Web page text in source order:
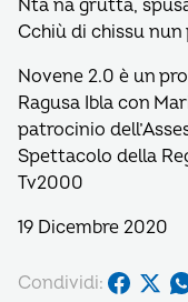
Nta na grutta,
Cchiù di chissu nun
Novene 2.0 è un
Ragusa Ibla con
patrocinio
Spettacolo della
Tv2000
19 Dicembre 2020
Condividi: